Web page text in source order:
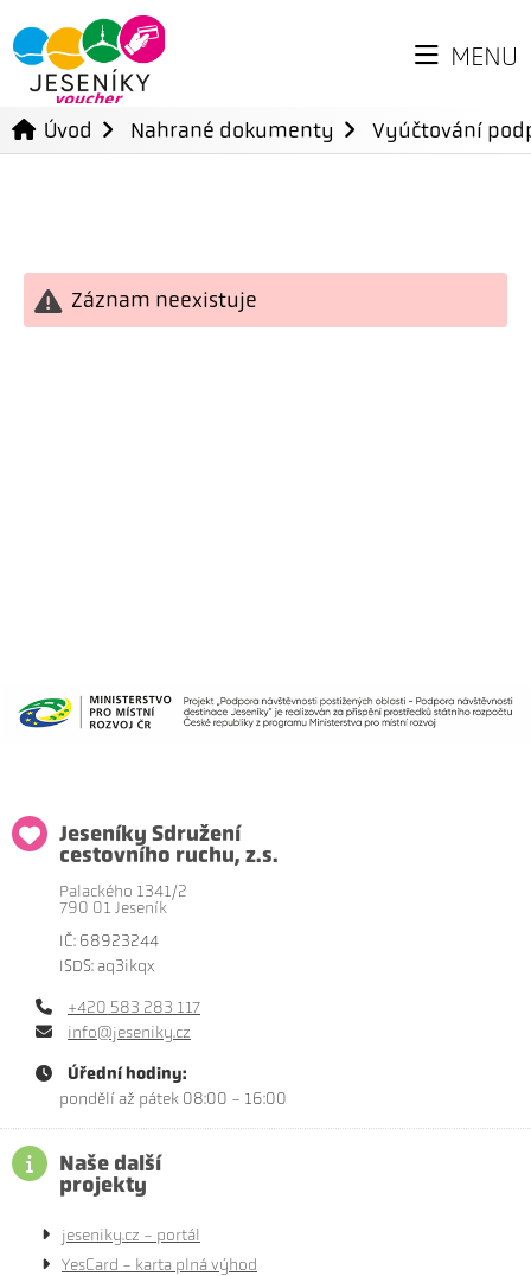
MENU
Úvod Nahrané dokumenty Vyúčtování
Záznam neexistuje
Jeseníky Sdružení
cestovního ruchu, z.s.
Palackého 1341/2
790 01 Jeseník
IČ: 68923244
ISDS: aq3ikqx
+420 583 283 117
info@jeseniky.cz
Úřední hodiny:
pondělí až pátek 08:00 - 16:00
Naše další
projekty
jeseniky.cz - portál
YesCard - karta plná výhod